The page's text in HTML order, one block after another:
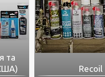
та
Recoil